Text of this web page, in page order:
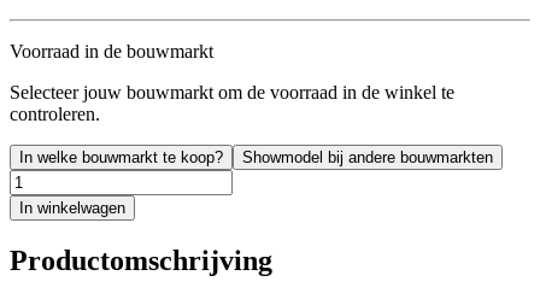
Voorraad in de bouwmarkt
Selecteer jouw bouwmarkt om de voorraad in de winkel te
controleren.
In welke bouwmarkt te koop? Showmodel bij andere bouwmarkten
In winkelwagen
Productomschrijving